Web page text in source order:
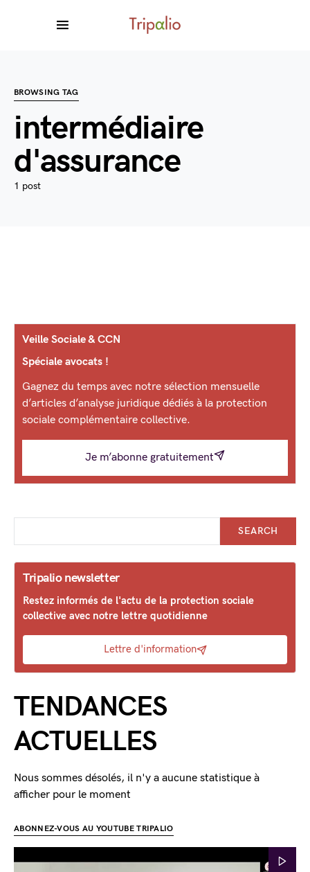
BROWSING TAG
intermédiaire
d'assurance
1 post
Veille Sociale & CCN
Spéciale avocats !
Gagnez du temps avec notre sélection mensuelle
d’articles d’analyse juridique dédiés à la protection
sociale complémentaire collective.
Je m’abonne gratuitement
SEARCH
Tripalio newsletter
Restez informés de l'actu de la protection sociale
collective avec notre lettre quotidienne
Lettre d'information
TENDANCES
ACTUELLES
Nous sommes désolés, il n'y a aucune statistique à
afficher pour le moment
ABONNEZ-VOUS AU YOUTUBE TRIPALIO